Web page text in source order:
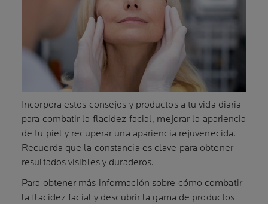
Incorpora estos consejos y productos a tu vida diaria
para combatir la flacidez facial, mejorar la apariencia
de tu piel y recuperar una apariencia rejuvenecida.
Recuerda que la constancia es clave para obtener
resultados visibles y duraderos.
Para obtener más información sobre cómo combatir
la flacidez facial y descubrir la gama de productos